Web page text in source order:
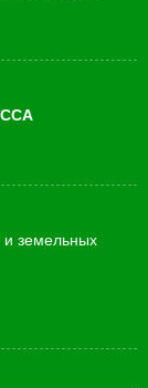
земельных